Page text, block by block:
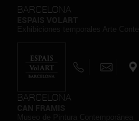
BARCELONA
BARCELONA